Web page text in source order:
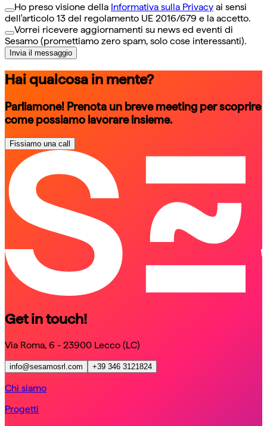
Ho preso visione della Informativa sulla Privacy ai sensi
dell'articolo 13 del regolamento UE 2016/679 e la accetto.
Vorrei ricevere aggiornamenti su news ed eventi di
Sesamo (promettiamo zero spam, solo cose interessanti).
Invia il messaggio
Hai qualcosa in mente?
Parliamone! Prenota un breve meeting per scoprire
come possiamo lavorare insieme.
Fissiamo una call
schedule a call
schedule a call
Get in touch!
Via Roma, 6 - 23900 Lecco (LC)
info@sesamosrl.com +39 346 3121824
Chi siamo
Progetti